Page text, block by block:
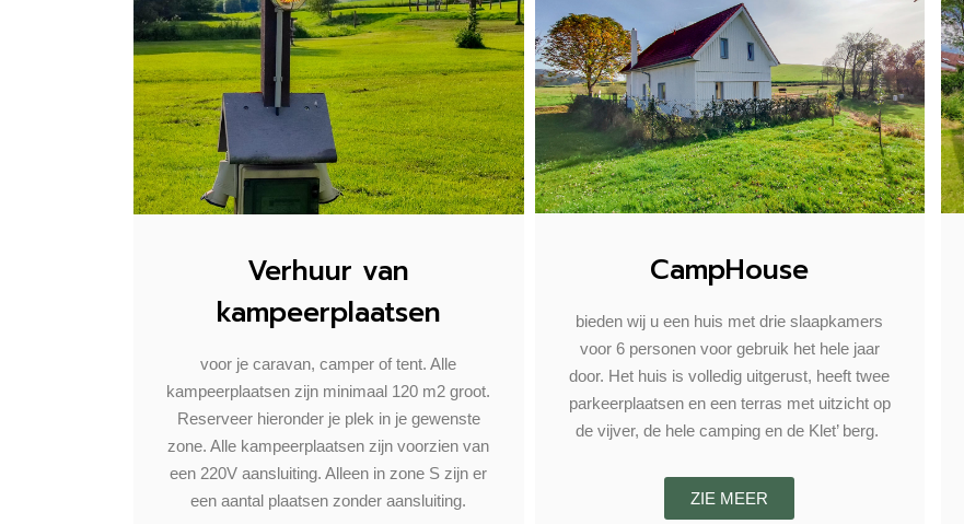
Verhuur van
kampeerplaatsen
voor je caravan, camper of tent. Alle
kampeerplaatsen zijn minimaal 120 m2 groot.
Reserveer hieronder je plek in je gewenste
zone. Alle kampeerplaatsen zijn voorzien van
een 220V aansluiting. Alleen in zone S zijn er
een aantal plaatsen zonder aansluiting.
CampHouse
bieden wij u een huis met drie slaapkamers
voor 6 personen voor gebruik het hele jaar
door. Het huis is volledig uitgerust, heeft twee
parkeerplaatsen en een terras met uitzicht op
de vijver, de hele camping en de Klet’ berg.
ZIE MEER